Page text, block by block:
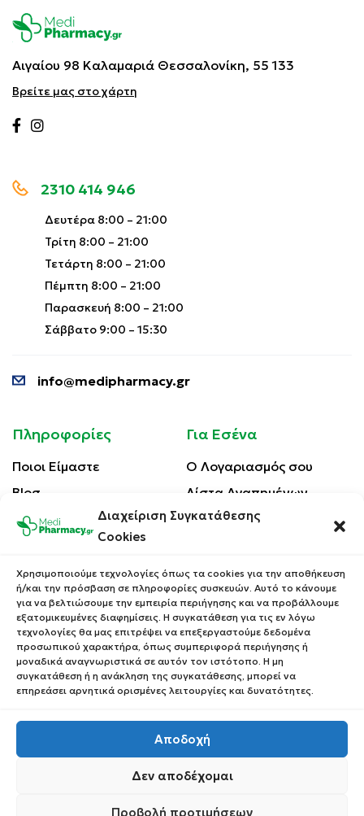
Διαχείριση Συγκατάθεσης
Cookies
Χρησιμοποιούμε τεχνολογίες όπως τα cookies για την αποθήκευση
ή/και την πρόσβαση σε πληροφορίες συσκευών. Αυτό το κάνουμε
για να βελτιώσουμε την εμπειρία περιήγησης και να προβάλλουμε
εξατομικευμένες διαφημίσεις. Η συγκατάθεση για τις εν λόγω
τεχνολογίες θα μας επιτρέψει να επεξεργαστούμε δεδομένα
προσωπικού χαρακτήρα, όπως συμπεριφορά περιήγησης ή
μοναδικά αναγνωριστικά σε αυτόν τον ιστότοπο. Η μη
συγκατάθεση ή η ανάκληση της συγκατάθεσης, μπορεί να
επηρεάσει αρνητικά ορισμένες λειτουργίες και δυνατότητες.
Αποδοχή
Δεν αποδέχομαι
Προβολή προτιμήσεων
Αιγαίου 98 Καλαμαριά Θεσσαλονίκη, 55 133
Βρείτε μας στο χάρτη
2310 414 946
Δευτέρα 8:00 – 21:00
Τρίτη 8:00 – 21:00
Τετάρτη 8:00 – 21:00
Πέμπτη 8:00 – 21:00
Παρασκευή 8:00 – 21:00
Σάββατο 9:00 – 15:30
info@medipharmacy.gr
Πληροφορίες
Ποιοι Είμαστε
Blog
Επικοινωνία
Πολιτική Απορρήτου
Τρόποι Αποστολής
Τρόποι Πληρωμής
Επιστροφές Προϊόντων
Για Εσένα
Ο Λογαριασμός σου
Λίστα Αγαπημένων
Οι Παραγγελίες σου
Κέρδισε Κουπόνι
Έκπτωσης